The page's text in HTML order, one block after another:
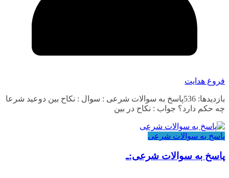
فروغ هدایت
بازدیدها: 536پاسخ به سوالات شرعی : سوال : نکاح بین دوعید شرعا
چه حکم دارد؟ جواب : نکاح در بین
پاسخ به سوالات شرعی
پاسخ به سوالات شرعی:ـ